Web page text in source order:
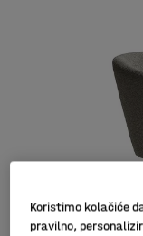
Koristimo kolačiće
pravilno,